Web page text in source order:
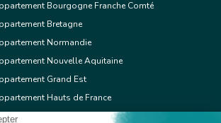
Bourgogne Franche Comté
Bretagne
Normandie
Nouvelle Aquitaine
Grand Est
Hauts de France
Ile de France